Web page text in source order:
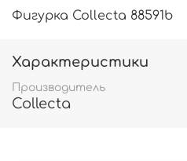
Фигурка Collecta 88591b
Характеристики
Производитель
Collecta